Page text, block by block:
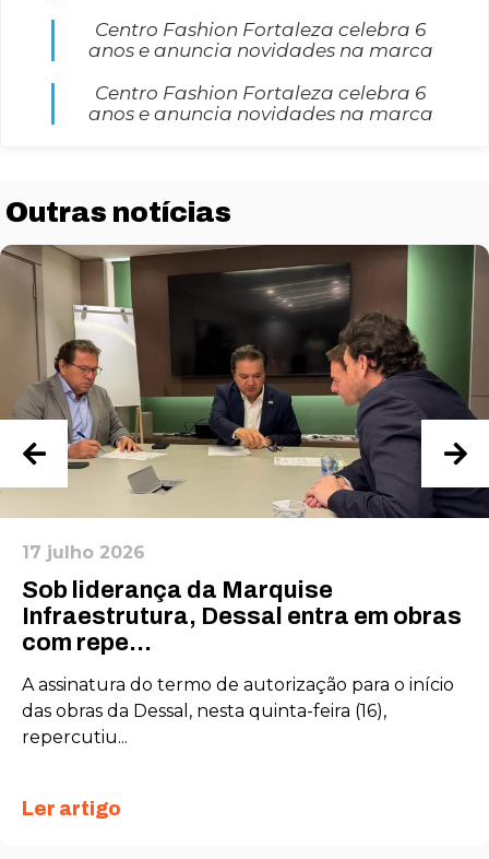
Centro Fashion Fortaleza celebra 6
anos e anuncia novidades na marca
Centro Fashion Fortaleza celebra 6
anos e anuncia novidades na marca
Outras notícias
17 julho 2026
Sob liderança da Marquise
Infraestrutura, Dessal entra em obras
com repe...
A assinatura do termo de autorização para o início
das obras da Dessal, nesta quinta-feira (16),
repercutiu...
Ler artigo
Necessário
Esses cookies
não são
opcionais. São
necessários
para o
funcionamento
Estatísticas
melhorar a
funcionalidade
e a estrutura